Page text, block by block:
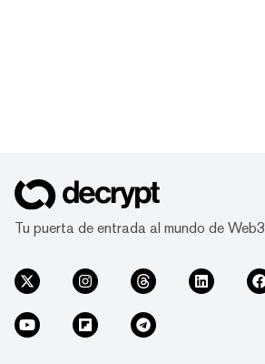
Tu puerta de entrada al mundo de Web3